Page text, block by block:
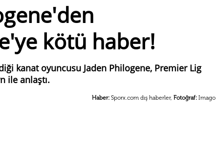
kötü haber!
kanat oyuncusu Jaden Philogene, Premier Lig
ile anlaştı.
Haber: Sporx.com dış haberler, Fotoğraf: Imago